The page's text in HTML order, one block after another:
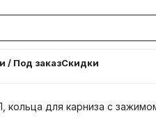
/ Под заказСкидки
кольца для карниза с